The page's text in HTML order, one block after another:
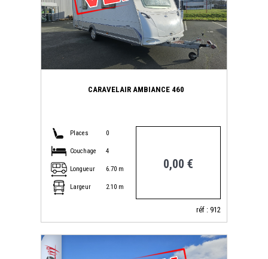
CARAVELAIR AMBIANCE 460
Places 0
Couchage 4
Longueur 6.70 m
Largeur 2.10 m
0,00 €
réf : 912